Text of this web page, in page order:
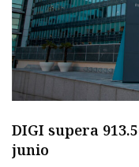
DIGI supera
junio